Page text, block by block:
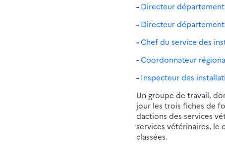
- Directeur
- Directeur
-Chef du service des
-Coordonnateur
- Inspecteur des
Un groupe de travail,
jour les trois fiches de
dactions des services
services vétérinaires, le
classées.